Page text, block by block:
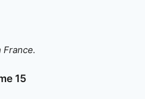
France.
15